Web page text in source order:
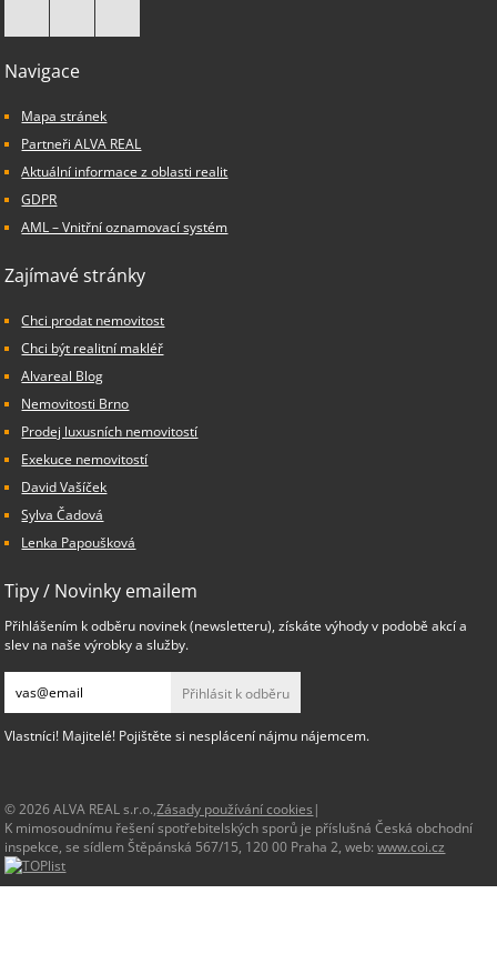
Navigace
Mapa stránek
Partneři ALVA REAL
Aktuální informace z oblasti realit
GDPR
AML – Vnitřní oznamovací systém
Zajímavé stránky
Chci prodat nemovitost
Chci být realitní makléř
Alvareal Blog
Nemovitosti Brno
Prodej luxusních nemovitostí
Exekuce nemovitostí
David Vašíček
Sylva Čadová
Lenka Papoušková
Tipy / Novinky emailem
Přihlášením k odběru novinek (newsletteru), získáte výhody v podobě akcí a
slev na naše výrobky a služby.
Přihlásit k odběru
Vlastníci! Majitelé! Pojištěte si nesplácení nájmu nájemcem.
© 2026 ALVA REAL s.r.o.,Zásady používání cookies |
K mimosoudnímu řešení spotřebitelských sporů je příslušná Česká obchodní
inspekce, se sídlem Štěpánská 567/15, 120 00 Praha 2, web:www.coi.cz